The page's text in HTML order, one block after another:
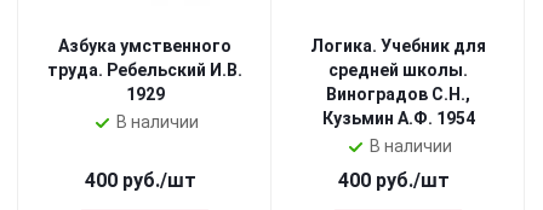
Азбука умственного
труда. Ребельский И.В.
1929
В наличии
400 руб./шт
Логика. Учебник для
средней школы.
Виноградов С.Н.,
Кузьмин А.Ф. 1954
В наличии
400 руб./шт